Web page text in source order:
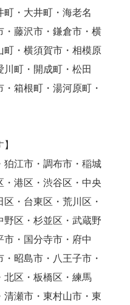
町・大井町・海老名
・藤沢市・鎌倉市・横
町・横須賀市・相模原
町・開成町・松田
箱根町・湯河原町・
狛江市・調布市・稲城
・港区・渋谷区・中央
・台東区・荒川区・
野区・杉並区・武蔵野
市・国分寺市・府中
昭島市・八王子市・
北区・板橋区・練馬
清瀬市・東村山市・東